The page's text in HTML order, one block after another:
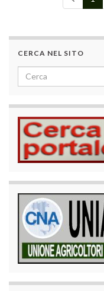
CERCA NEL SITO
Search for: